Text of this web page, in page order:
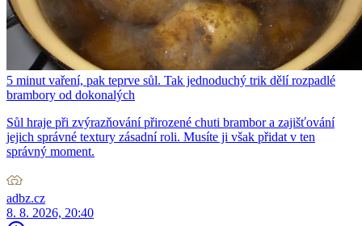
5 minut vaření, pak teprve sůl. Tak jednoduchý trik dělí rozpadlé
brambory od dokonalých
Sůl hraje při zvýrazňování přirozené chuti brambor a zajišťování
jejich správné textury zásadní roli. Musíte ji však přidat v ten
správný moment.
adbz.cz
8. 8. 2026, 20:40